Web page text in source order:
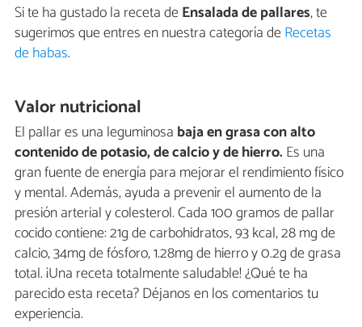
Si te ha gustado la receta deEnsalada de pallares, te
sugerimos que entres en nuestra categoría deRecetas
de habas.
Valor nutricional
El pallar es una leguminosa baja en grasa con alto
contenido de potasio, de calcio y de hierro.Es una
gran fuente de energía para mejorar el rendimiento físico
y mental. Además, ayuda a prevenir el aumento de la
presión arterial y colesterol. Cada 100 gramos de pallar
cocido contiene: 21g de carbohidratos, 93 kcal, 28 mg de
calcio, 34mg de fósforo, 1.28mg de hierro y 0.2g de grasa
total. ¡Una receta totalmente saludable! ¿Qué te ha
parecido esta receta? Déjanos en los comentarios tu
experiencia.